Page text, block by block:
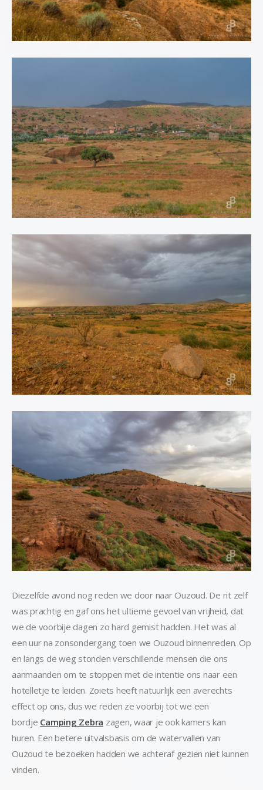
Diezelfde avond nog reden we door naar Ouzoud. De rit zelf
was prachtig en gaf ons het ultieme gevoel van vrijheid, dat
we de voorbije dagen zo hard gemist hadden. Het was al
een uur na zonsondergang toen we Ouzoud binnenreden. Op
en langs de weg stonden verschillende mensen die ons
aanmaanden om te stoppen met de intentie ons naar een
hotelletje te leiden. Zoiets heeft natuurlijk een averechts
effect op ons, dus we reden ze voorbij tot we een
bordje Camping Zebra zagen, waar je ook kamers kan
huren. Een betere uitvalsbasis om de watervallen van
Ouzoud te bezoeken hadden we achteraf gezien niet kunnen
vinden.